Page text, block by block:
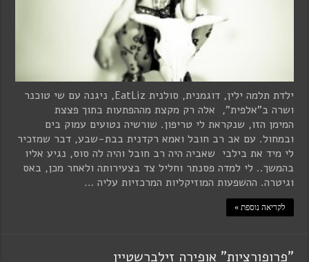
ילדת תלמה ילין, דוגמנית, סולנית EatLiz, ניגנה עם שי טוכנר
ושרה ב"אלפית", אלה רק מקצת מההפתעות בתוך פצצת
המימן הזו, שנקראת לי טריפון. שורשיה נטועים עמוק בים
ובמחול. עם אב רב חובל ואמא רקדנית בבת-שבע, דבר שמזכיר
לי מיד את בילבי שאביה היה רב חובל והיה לה סוס, נגיע אליו
בהמשך.. לי למדה פסנתר וחליל צד בצעירותה ולאחר מכן, באס
וגיטרה. ההשפעות המוזיקליות המרכזיות עליה …
לקריאה נוספת »
"פרופורציות" אופירה זילברשטיין